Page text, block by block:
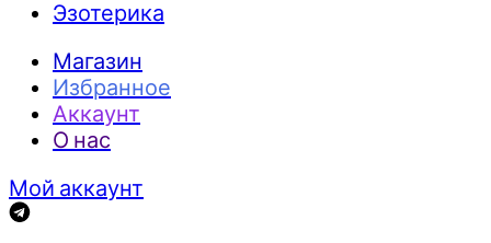
Эзотерика
Магазин
Избранное
Аккаунт
О нас
Мой аккаунт